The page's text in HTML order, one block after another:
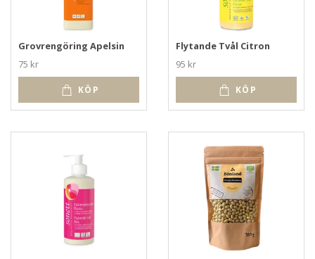
Grovrengöring Apelsin
75 kr
KÖP
Flytande Tvål Citron
95 kr
KÖP